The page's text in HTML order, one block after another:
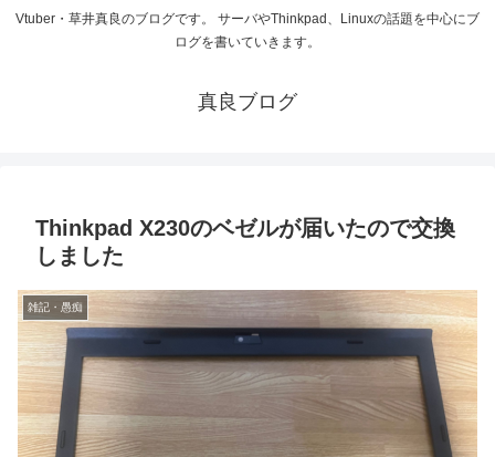
Vtuber・草井真良のブログです。 サーバやThinkpad、Linuxの話題を中心にブ
ログを書いていきます。
真良ブログ
Thinkpad X230のベゼルが届いたので交換
しました
雑記・愚痴